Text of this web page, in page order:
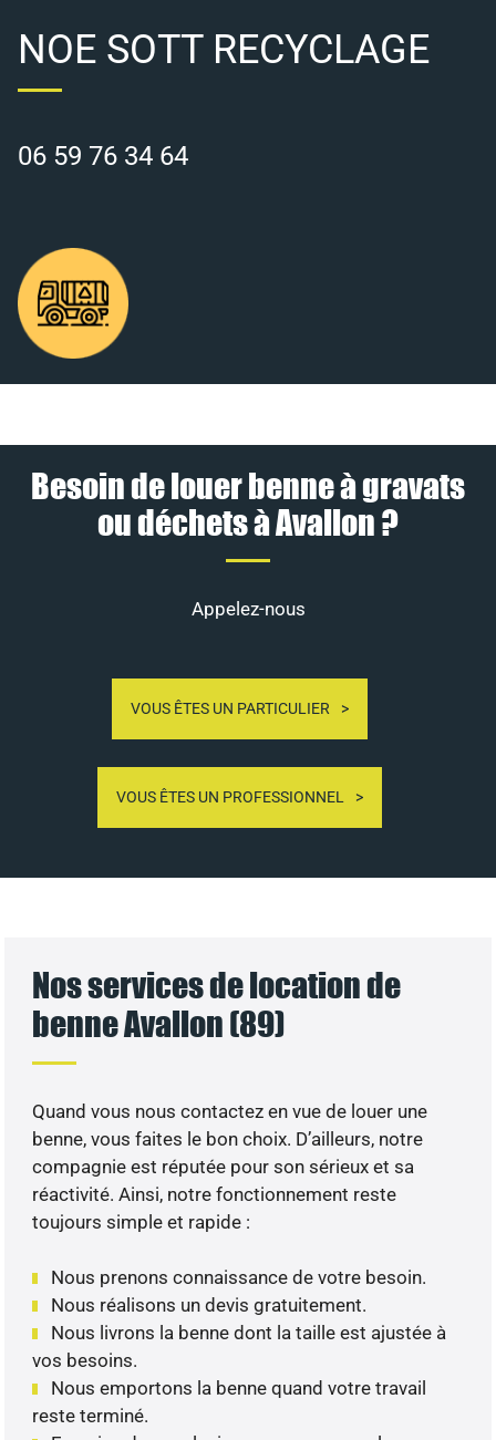
NOE SOTT RECYCLAGE
06 59 76 34 64
Besoin de louer benne à gravats
ou déchets à Avallon ?
Appelez-nous
VOUS ÊTES UN PARTICULIER
VOUS ÊTES UN PROFESSIONNEL
Nos services de location de
benne Avallon (89)
Quand vous nous contactez en vue de louer une
benne, vous faites le bon choix. D’ailleurs, notre
compagnie est réputée pour son sérieux et sa
réactivité. Ainsi, notre fonctionnement reste
toujours simple et rapide :
Nous prenons connaissance de votre besoin.
Nous réalisons un devis gratuitement.
Nous livrons la benne dont la taille est ajustée à
vos besoins.
Nous emportons la benne quand votre travail
reste terminé.